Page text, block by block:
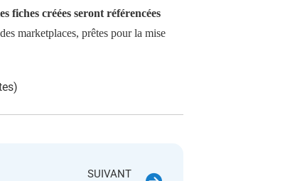
fiches créées seront référencées
marketplaces, prêtes pour la mise
SUIVANT